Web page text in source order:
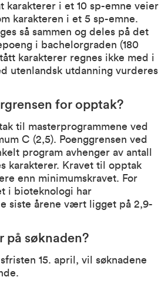
karakterer i et 10 sp-emne veier
karakteren i et 5 sp-emne.
så sammen og deles på det
i bachelorgraden (180
karakterer regnes ikke med i
utenlandsk utdanning vurderes
for opptak?
til masterprogrammene ved
C (2,5). Poenggrensen ved
program avhenger av antall
karakterer. Kravet til opptak
enn minimumskravet. For
i bioteknologi har
siste årene vært ligget på 2,9-
på søknaden?
15. april, vil søknadene